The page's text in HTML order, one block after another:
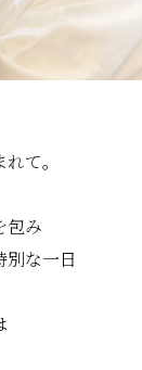
て。
包み
な一日